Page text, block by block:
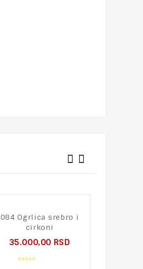
084 Ogrlica srebro i
cirkoni
35.000,00 RSD